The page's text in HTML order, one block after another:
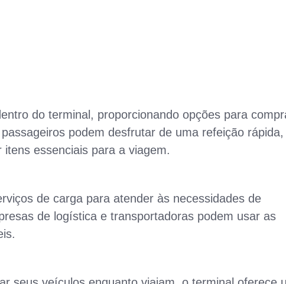
do terminal, proporcionando opções para
podem desfrutar de uma refeição rápida,
essenciais para a viagem.
de carga para atender às necessidades de
de logística e transportadoras podem usar as